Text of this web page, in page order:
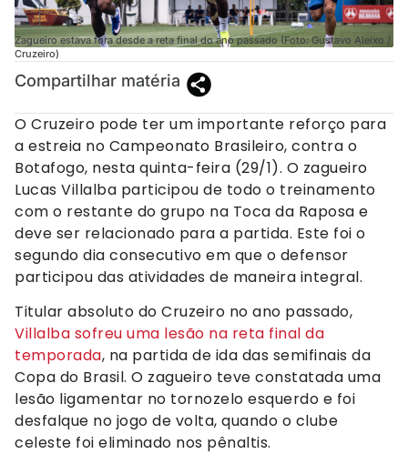
Zagueiro estava fora desde a reta final do ano passado (Foto: Gustavo Aleixo /
Cruzeiro)
Compartilhar matéria
O Cruzeiro pode ter um importante reforço para
a estreia no Campeonato Brasileiro, contra o
Botafogo, nesta quinta-feira (29/1). O zagueiro
Lucas Villalba participou de todo o treinamento
com o restante do grupo na Toca da Raposa e
deve ser relacionado para a partida. Este foi o
segundo dia consecutivo em que o defensor
participou das atividades de maneira integral.
Titular absoluto do Cruzeiro no ano passado,
Villalba sofreu uma lesão na reta final da
temporada, na partida de ida das semifinais da
Copa do Brasil. O zagueiro teve constatada uma
lesão ligamentar no tornozelo esquerdo e foi
desfalque no jogo de volta, quando o clube
celeste foi eliminado nos pênaltis.